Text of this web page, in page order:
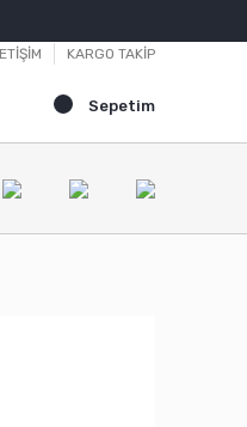
KARGO TAKİP
Sepetim